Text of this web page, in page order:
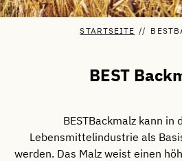
STARTSEITE //
BEST
BESTBackmalz kann in
Lebensmittelindustrie als
werden. Das Malz weist einen